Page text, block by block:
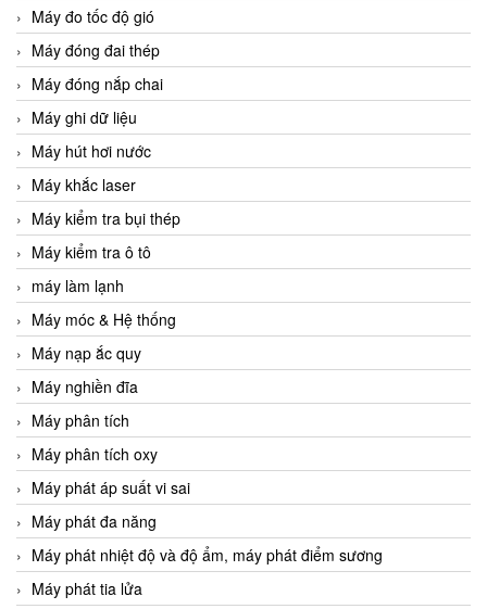
Máy đo tốc độ gió
Máy đóng đai thép
Máy đóng nắp chai
Máy ghi dữ liệu
Máy hút hơi nước
Máy khắc laser
Máy kiểm tra bụi thép
Máy kiểm tra ô tô
máy làm lạnh
Máy móc & Hệ thống
Máy nạp ắc quy
Máy nghiền đĩa
Máy phân tích
Máy phân tích oxy
Máy phát áp suất vi sai
Máy phát đa năng
Máy phát nhiệt độ và độ ẩm, máy phát điểm sương
Máy phát tia lửa